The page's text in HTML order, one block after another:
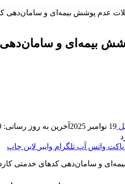
عدم پوشش بیمه‌ای و سامان‌دهی
بیمه‌ای و سامان‌دهی
19 نوامبر 2025
آخرین به روز رسانی: 19 نوامبر 2025
پاکت واتس آپ تلگرام وایبر لاین چاپ